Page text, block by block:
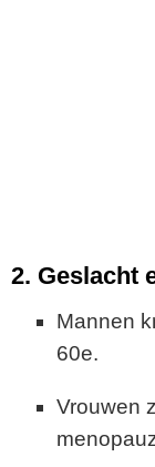
2. Geslacht
Mannen
60e.
Vrouwen